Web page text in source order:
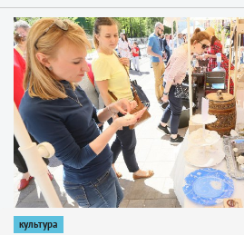
1
культура